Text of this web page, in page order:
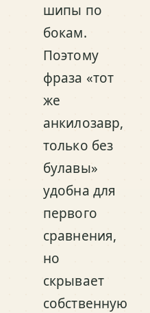
шипы по
бокам.
Поэтому
фраза «тот
же
анкилозавр,
только без
булавы»
удобна для
первого
сравнения,
но
скрывает
собственную